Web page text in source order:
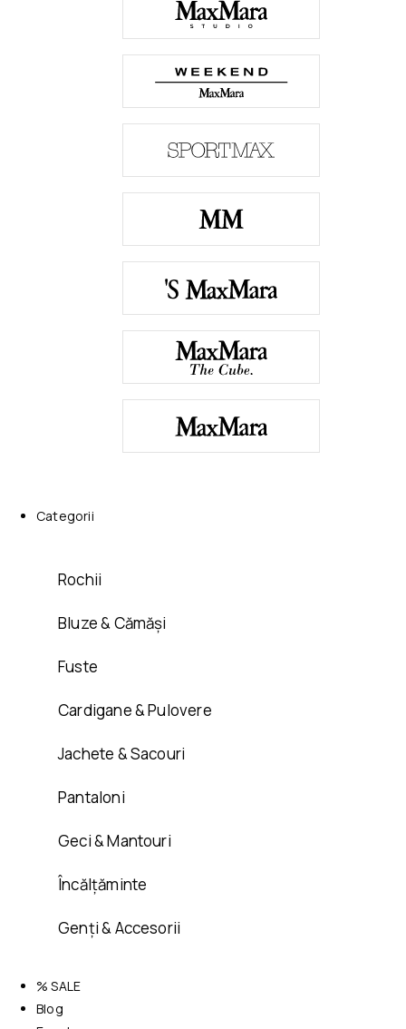
Categorii
Rochii
Bluze & Cămăși
Fuste
Cardigane & Pulovere
Jachete & Sacouri
Pantaloni
Geci & Mantouri
Încălțăminte
Genți & Accesorii
% SALE
Blog